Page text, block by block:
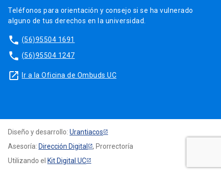
Teléfonos para orientación y consejo si se ha vulnerado
alguno de tus derechos en la universidad.
phone (56)95504 1691
phone (56)95504 1247
launch Ir a la Oficina de Ombuds UC
Diseño y desarrollo: Urantiacos
Asesoría: Dirección Digital
, Prorrectoría
Utilizando el Kit Digital UC